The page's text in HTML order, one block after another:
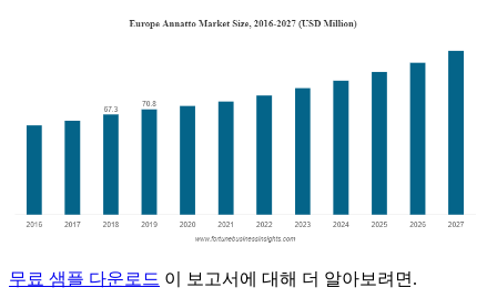
무료 샘플 다운로드 이 보고서에 대해 더 알아보려면.